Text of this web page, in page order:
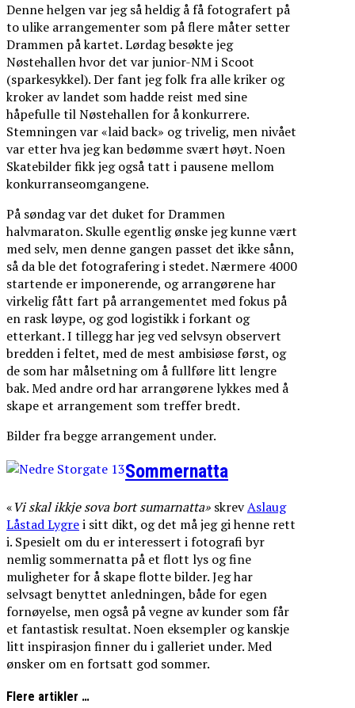
Denne helgen var jeg så heldig å få fotografert på
to ulike arrangementer som på flere måter setter
Drammen på kartet. Lørdag besøkte jeg
Nøstehallen hvor det var junior-NM i Scoot
(sparkesykkel). Der fant jeg folk fra alle kriker og
kroker av landet som hadde reist med sine
håpefulle til Nøstehallen for å konkurrere.
Stemningen var «laid back» og trivelig, men nivået
var etter hva jeg kan bedømme svært høyt. Noen
Skatebilder fikk jeg også tatt i pausene mellom
konkurranseomgangene.
På søndag var det duket for Drammen
halvmaraton. Skulle egentlig ønske jeg kunne vært
med selv, men denne gangen passet det ikke sånn,
så da ble det fotografering i stedet. Nærmere 4000
startende er imponerende, og arrangørene har
virkelig fått fart på arrangementet med fokus på
en rask løype, og god logistikk i forkant og
etterkant. I tillegg har jeg ved selvsyn observert
bredden i feltet, med de mest ambisiøse først, og
de som har målsetning om å fullføre litt lengre
bak. Med andre ord har arrangørene lykkes med å
skape et arrangement som treffer bredt.
Bilder fra begge arrangement under.
Sommernatta
«Viskalikkjesovabort sumarnatta» skrevAslaug
Låstad Lygrei sitt dikt, og det må jeg gi henne rett
i. Spesielt om du er interessert i fotografi byr
nemlig sommernatta på et flott lys og fine
muligheter for å skape flotte bilder. Jeg har
selvsagt benyttet anledningen, både for egen
fornøyelse, men også på vegne av kunder som får
et fantastisk resultat. Noen eksempler og kanskje
litt inspirasjon finner du i galleriet under. Med
ønsker om en fortsatt god sommer.
Flere artikler …